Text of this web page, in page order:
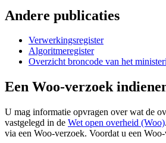
Andere publicaties
Verwerkingsregister
Algoritmeregister
Overzicht broncode van het
Een Woo-verzoek
U mag informatie opvragen over wat de
vastgelegd in de Wet open overheid (Woo)
via een Woo-verzoek. Voordat u een